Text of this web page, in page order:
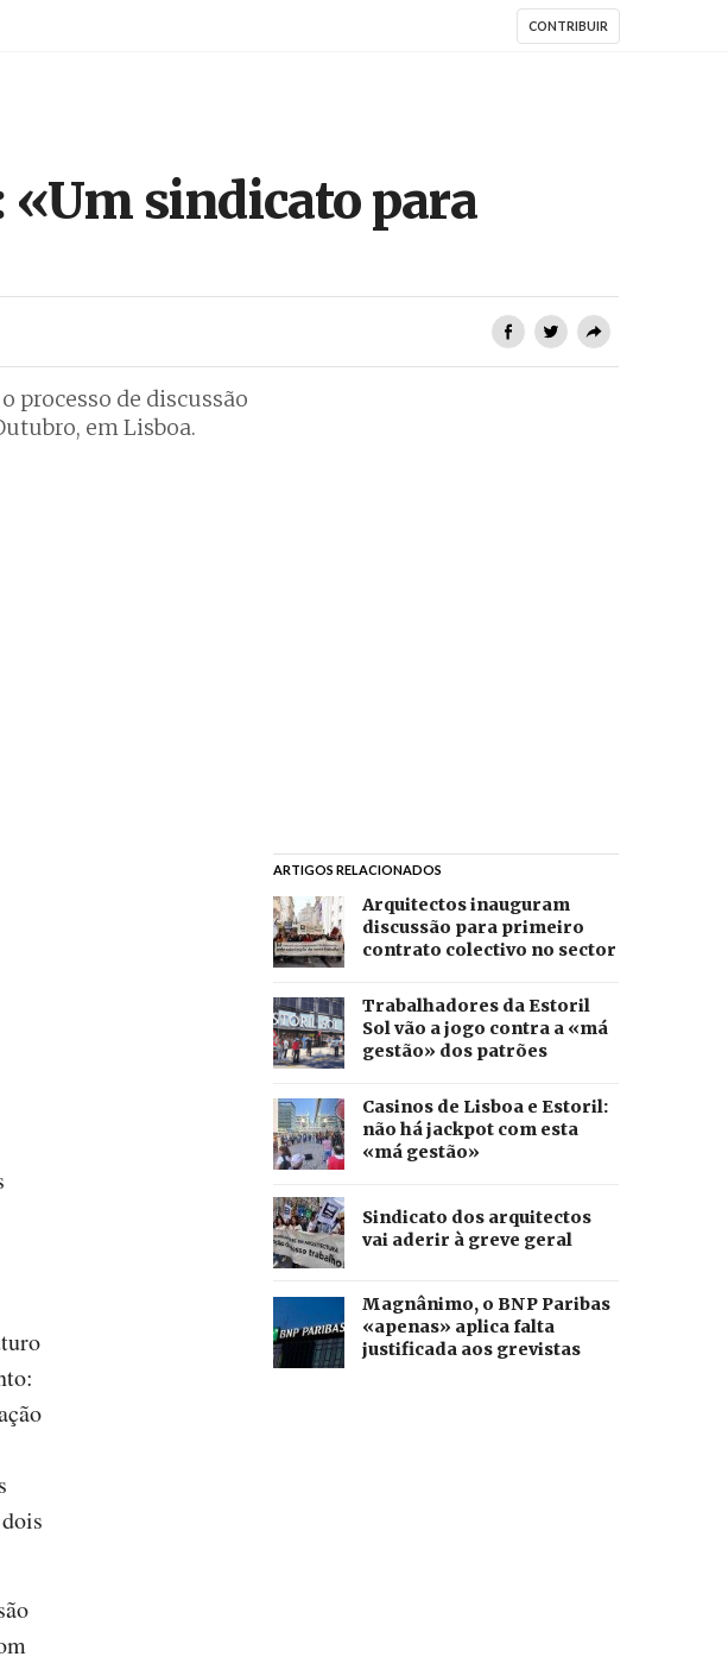
CONTRIBUIR
«Um sindicato para
processo de discussão
em Lisboa.
ARTIGOS RELACIONADOS
Arquitectos inauguram
discussão para primeiro
contrato colectivo no sector
Trabalhadores da Estoril
Sol vão a jogo contra a «má
gestão» dos patrões
Casinos de Lisboa e Estoril:
não há jackpot com esta
«má gestão»
Sindicato dos arquitectos
vai aderir à greve geral
Magnânimo, o BNP Paribas
«apenas» aplica falta
justificada aos grevistas